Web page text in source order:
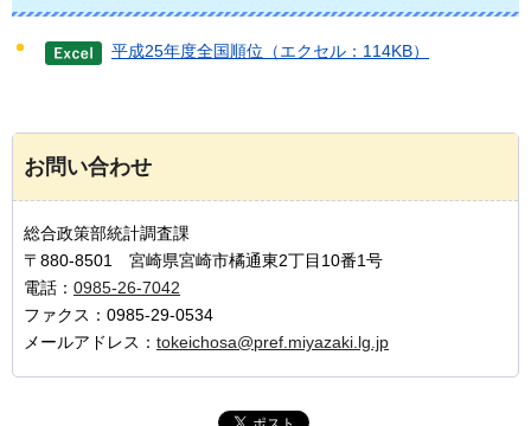
平成25年度全国順位（エクセル：114KB）
お問い合わせ
総合政策部統計調査課
〒880-8501 宮崎県宮崎市橘通東2丁目10番1号
電話： 0985-26-7042
ファクス：0985-29-0534
メールアドレス： tokeichosa@pref.miyazaki.lg.jp